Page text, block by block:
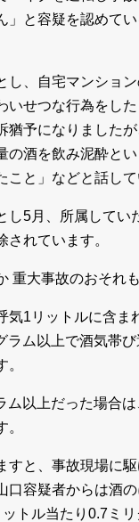
」と容疑を認めて
し、自宅マンショ
いせつな行為をし
猶予になりました
の酒を飲み泥酔とい
こと」などと話して
し5月、所属してい
されています。
重大事故のおそれも
気1リットルに含ま
ラム以上で酒気帯
ム以上だった場合
すと、事故現場に
口容疑者からは酒の
トル当たり0.7ミ